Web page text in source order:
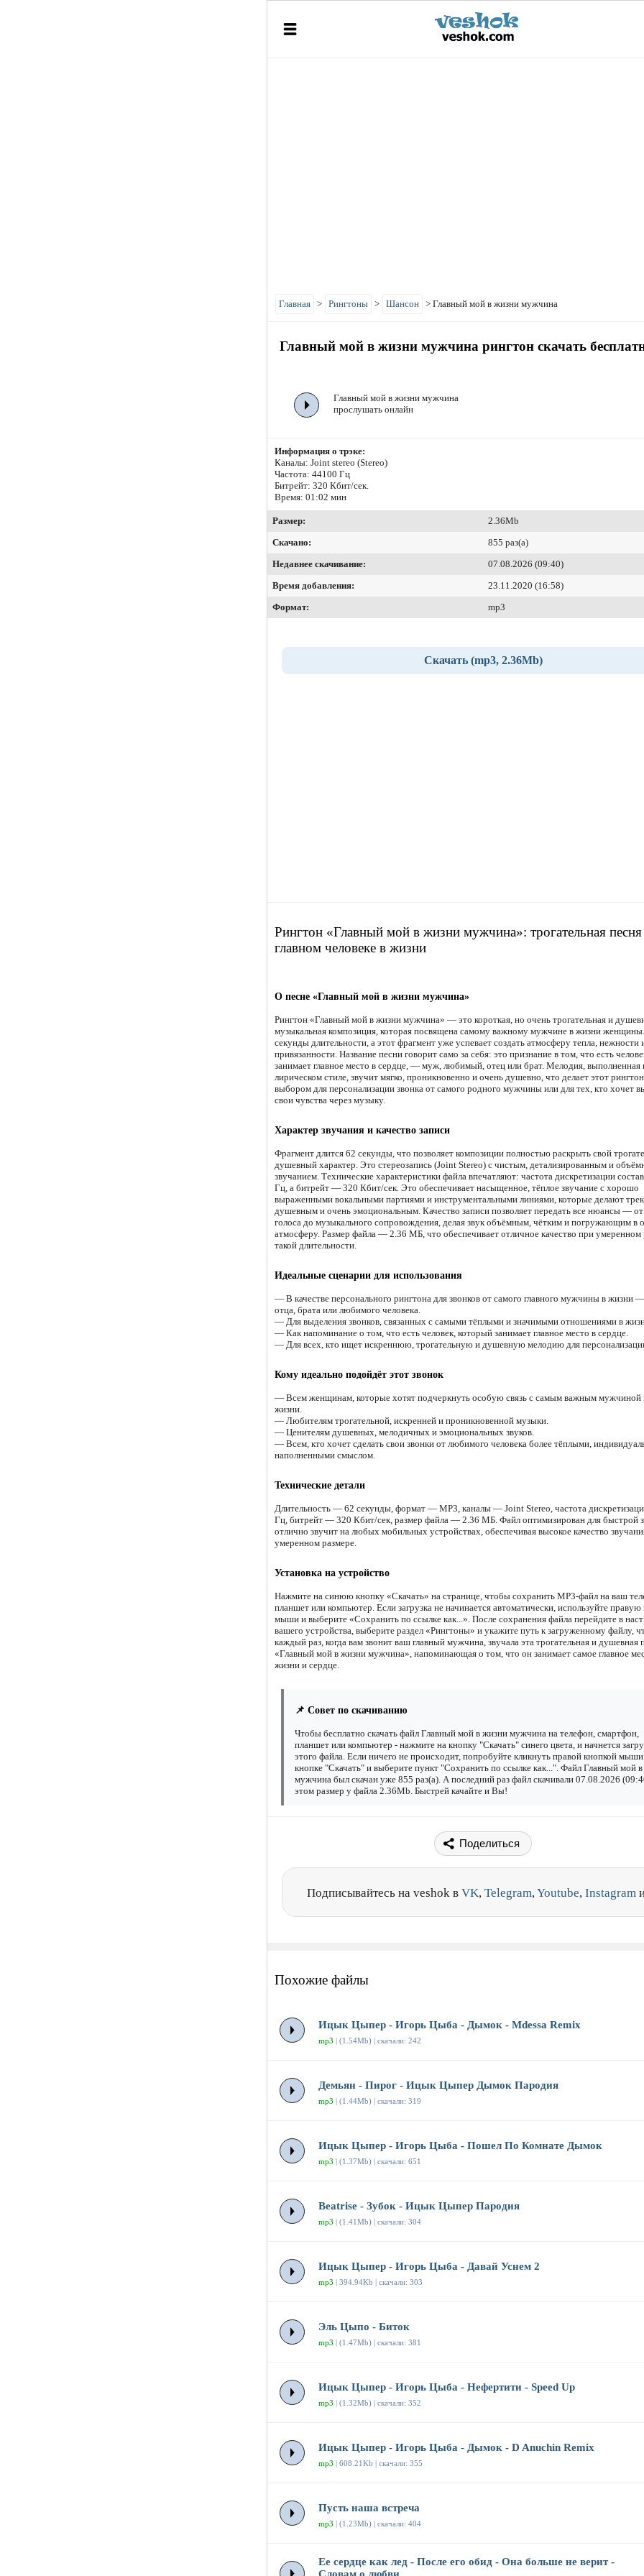
Главная > Рингтоны > Шансон > Главный мой в жизни мужчина
Главный мой в жизни мужчина рингтон скачать
Главный мой в жизни мужчина
прослушать онлайн
Информация о трэке:
Каналы: Joint stereo (Stereo)
Частота: 44100 Гц
Битрейт: 320 Кбит/сек.
Время: 01:02 мин
Размер:
2.36Mb
Скачано:
855 раз(а)
Недавнее скачивание:
07.08.2026 (09:40)
Время добавления:
23.11.2020 (16:58)
Формат:
mp3
Скачать (mp3, 2.36Mb)
Рингтон «Главный мой в жизни мужчина»: трогательная
главном человеке в жизни
О песне «Главный мой в жизни мужчина»
Рингтон «Главный мой в жизни мужчина» — это короткая, но очень трогательная и
музыкальная композиция, которая посвящена самому важному мужчине в жизни
секунды длительности, а этот фрагмент уже успевает создать атмосферу тепла, нежности
привязанности. Название песни говорит само за себя: это признание в том, что есть
занимает главное место в сердце, — муж, любимый, отец или брат. Мелодия, выполненная
лирическом стиле, звучит мягко, проникновенно и очень душевно, что делает этот
выбором для персонализации звонка от самого родного мужчины или для тех, кто хочет
свои чувства через музыку.
Характер звучания и качество записи
Фрагмент длится 62 секунды, что позволяет композиции полностью раскрыть свой
душевный характер. Это стереозапись (Joint Stereo) с чистым, детализированным и
звучанием. Технические характеристики файла впечатляют: частота дискретизации
Гц, а битрейт — 320 Кбит/сек. Это обеспечивает насыщенное, тёплое звучание с хорошо
выраженными вокальными партиями и инструментальными линиями, которые делают
душевным и очень эмоциональным. Качество записи позволяет передать все нюансы —
голоса до музыкального сопровождения, делая звук объёмным, чётким и погружающим в
атмосферу. Размер файла — 2.36 МБ, что обеспечивает отличное качество при умеренном
такой длительности.
Идеальные сценарии для использования
— В качестве персонального рингтона для звонков от самого главного мужчины в жизни
отца, брата или любимого человека.
— Для выделения звонков, связанных с самыми тёплыми и значимыми отношениями в
— Как напоминание о том, что есть человек, который занимает главное место в сердце.
— Для всех, кто ищет искреннюю, трогательную и душевную мелодию для
Кому идеально подойдёт этот звонок
— Всем женщинам, которые хотят подчеркнуть особую связь с самым важным мужчиной
жизни.
— Любителям трогательной, искренней и проникновенной музыки.
— Ценителям душевных, мелодичных и эмоциональных звуков.
— Всем, кто хочет сделать свои звонки от любимого человека более тёплыми,
наполненными смыслом.
Технические детали
Длительность — 62 секунды, формат — MP3, каналы — Joint Stereo, частота
Гц, битрейт — 320 Кбит/сек, размер файла — 2.36 МБ. Файл оптимизирован для быстрой
отлично звучит на любых мобильных устройствах, обеспечивая высокое качество
умеренном размере.
Установка на устройство
Нажмите на синюю кнопку «Скачать» на странице, чтобы сохранить MP3-файл на ваш
планшет или компьютер. Если загрузка не начинается автоматически, используйте правую
мыши и выберите «Сохранить по ссылке как...». После сохранения файла перейдите в
вашего устройства, выберите раздел «Рингтоны» и укажите путь к загруженному файлу,
каждый раз, когда вам звонит ваш главный мужчина, звучала эта трогательная и душевная
«Главный мой в жизни мужчина», напоминающая о том, что он занимает самое главное
жизни и сердце.
📌 Совет по скачиванию
Чтобы бесплатно скачать файл Главный мой в жизни мужчина на телефон, смартфон,
планшет или компьютер - нажмите на кнопку "Скачать" синего цвета, и начнется
этого файла. Если ничего не происходит, попробуйте кликнуть правой кнопкой
кнопке "Скачать" и выберите пункт "Сохранить по ссылке как...". Файл Главный мой
мужчина был скачан уже 855 раз(а). А последний раз файл скачивали 07.08.2026
этом размер у файла 2.36Mb. Быстрей качайте и Вы!
Поделиться
Подписывайтесь на veshok в VK, Telegram,Youtube, Instagram
Похожие файлы
Ицык Цыпер - Игорь Цыба - Дымок - Mdessa Remix
mp3 | (1.54Mb) | скачали: 242
Демьян - Пирог - Ицык Цыпер Дымок Пародия
mp3 | (1.44Mb) | скачали: 319
Ицык Цыпер - Игорь Цыба - Пошел По Комнате Дымок
mp3 | (1.37Mb) | скачали: 651
Beatrise - Зубок - Ицык Цыпер Пародия
mp3 | (1.41Mb) | скачали: 304
Ицык Цыпер - Игорь Цыба - Давай Уснем 2
mp3 | 394.94Kb | скачали: 303
Эль Цыпо - Биток
mp3 | (1.47Mb) | скачали: 381
Ицык Цыпер - Игорь Цыба - Нефертити - Speed Up
mp3 | (1.32Mb) | скачали: 352
Ицык Цыпер - Игорь Цыба - Дымок - D Anuchin Remix
mp3 | 608.21Kb | скачали: 355
Пусть наша встреча
mp3 | (1.23Mb) | скачали: 404
Ее сердце как лед - После его обид - Она больше не верит -